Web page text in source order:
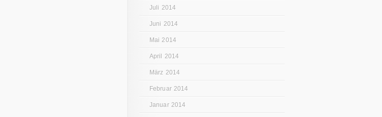
Juli 2014
Juni 2014
Mai 2014
April 2014
März 2014
Februar 2014
Januar 2014